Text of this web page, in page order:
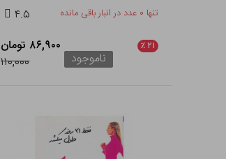
تنها ۰ عدد در انبار باقی مانده ۴.۵
۲۱ ٪
۸۶,۹۰۰ تومان
۱۱۰,۰۰۰
ناموجود